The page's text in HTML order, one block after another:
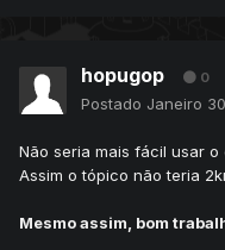
hopugop 0
Postado Janeiro
Não seria mais fácil usar o
Assim o tópico não teria
Mesmo assim, bom